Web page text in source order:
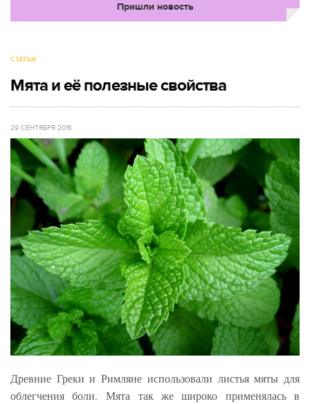
Пришли новость
СТАТЬИ
Мята и её полезные свойства
29 СЕНТЯБРЯ 2015
Древние Греки и Римляне использовали листья мяты для
облегчения боли. Мята так же широко применялась в